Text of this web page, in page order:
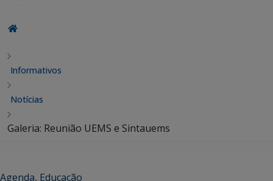
Informativos
Notícias
Galeria: Reunião UEMS e Sintauems
Agenda, Educação